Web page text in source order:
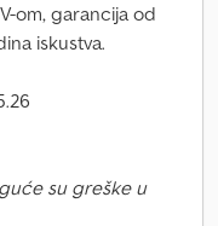
om, garancija od
iskustva.
su greške u